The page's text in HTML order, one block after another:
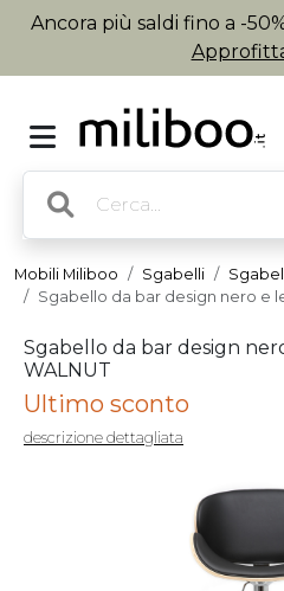
Ancora più saldi fino a -
Mobili Miliboo Sgabelli
Sgabello da bar design nero e
Sgabello da bar design
WALNUT
Ultimo sconto
descrizione dettagliata